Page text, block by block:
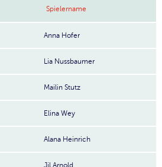
Spielername
Anna Hofer
Lia Nussbaumer
Mailin Stutz
Elina Wey
Alana Heinrich
Jil Arnold